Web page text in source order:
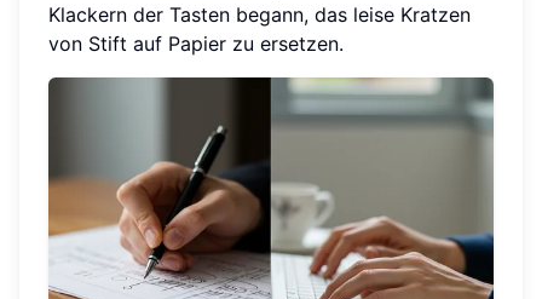
Klackern der Tasten begann, das leise Kratzen
von Stift auf Papier zu ersetzen.